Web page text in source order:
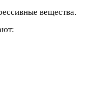
вещества.